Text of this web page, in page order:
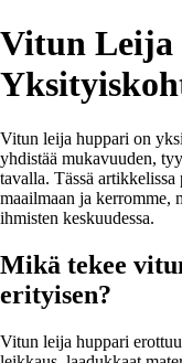
Vitun Leija
Vitun leija huppari on
yhdistää mukavuuden,
tavalla. Tässä
maailmaan ja kerromme,
ihmisten keskuudessa.
Mikä tekee
erityisen?
Vitun leija huppari